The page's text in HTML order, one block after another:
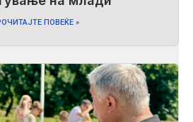
ПОВЕЌЕ »